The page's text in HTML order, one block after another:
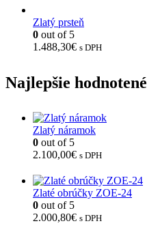
Zlatý prsteň
0 out of 5
1.488,30€ s DPH
Najlepšie hodnotené
Zlatý náramok
0 out of 5
2.100,00€ s DPH
Zlaté obrúčky ZOE-24
0 out of 5
2.000,80€ s DPH